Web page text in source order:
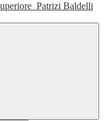
Patrizi Baldelli